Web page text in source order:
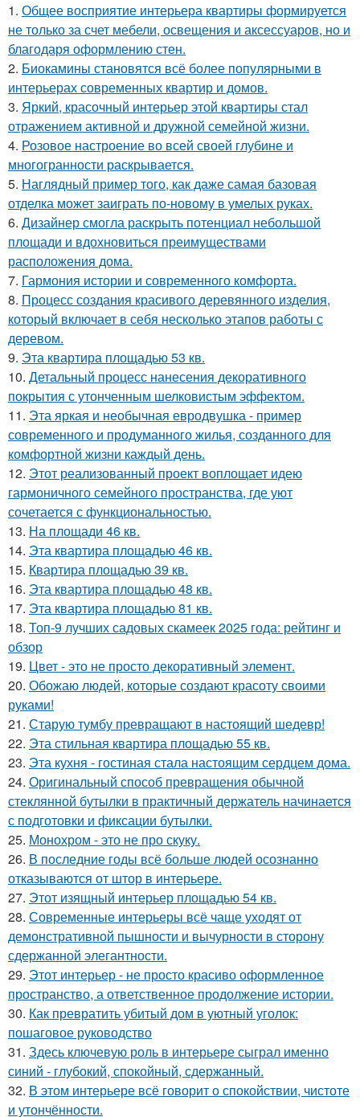
1. Общее восприятие интерьера квартиры формируется
не только за счет мебели, освещения и аксессуаров, но и
благодаря оформлению стен.
2. Биокамины становятся всё более популярными в
интерьерах современных квартир и домов.
3. Яркий, красочный интерьер этой квартиры стал
отражением активной и дружной семейной жизни.
4. Розовое настроение во всей своей глубине и
многогранности раскрывается.
5. Наглядный пример того, как даже самая базовая
отделка может заиграть по-новому в умелых руках.
6. Дизайнер смогла раскрыть потенциал небольшой
площади и вдохновиться преимуществами
расположения дома.
7. Гармония истории и современного комфорта.
8. Процесс создания красивого деревянного изделия,
который включает в себя несколько этапов работы с
деревом.
9. Эта квартира площадью 53 кв.
10. Детальный процесс нанесения декоративного
покрытия с утонченным шелковистым эффектом.
11. Эта яркая и необычная евродвушка - пример
современного и продуманного жилья, созданного для
комфортной жизни каждый день.
12. Этот реализованный проект воплощает идею
гармоничного семейного пространства, где уют
сочетается с функциональностью.
13. На площади 46 кв.
14. Эта квартира площадью 46 кв.
15. Квартира площадью 39 кв.
16. Эта квартира площадью 48 кв.
17. Эта квартира площадью 81 кв.
18. Топ-9 лучших садовых скамеек 2025 года: рейтинг и
обзор
19. Цвет - это не просто декоративный элемент.
20. Обожаю людей, которые создают красоту своими
руками!
21. Старую тумбу превращают в настоящий шедевр!
22. Эта стильная квартира площадью 55 кв.
23. Эта кухня - гостиная стала настоящим сердцем дома.
24. Оригинальный способ превращения обычной
стеклянной бутылки в практичный держатель начинается
с подготовки и фиксации бутылки.
25. Монохром - это не про скуку.
26. В последние годы всё больше людей осознанно
отказываются от штор в интерьере.
27. Этот изящный интерьер площадью 54 кв.
28. Современные интерьеры всё чаще уходят от
демонстративной пышности и вычурности в сторону
сдержанной элегантности.
29. Этот интерьер - не просто красиво оформленное
пространство, а ответственное продолжение истории.
30. Как превратить убитый дом в уютный уголок:
пошаговое руководство
31. Здесь ключевую роль в интерьере сыграл именно
синий - глубокий, спокойный, сдержанный.
32. В этом интерьере всё говорит о спокойствии, чистоте
и утончённости.